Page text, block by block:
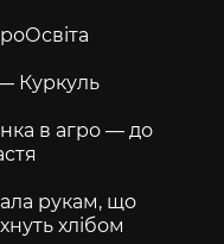
Куркуль
в агро — до
рукам, що
хлібом